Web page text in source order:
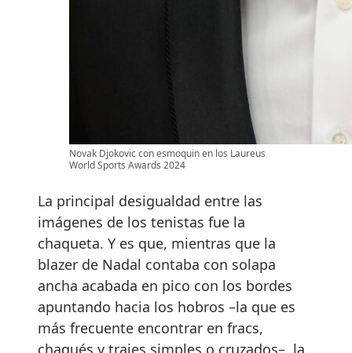
Novak Djokovic con esmoquin en los Laureus
World Sports Awards 2024
La principal desigualdad entre las
imágenes de los tenistas fue la
chaqueta. Y es que, mientras que la
blazer de Nadal contaba con solapa
ancha acabada en pico con los bordes
apuntando hacia los hobros –la que es
más frecuente encontrar en fracs,